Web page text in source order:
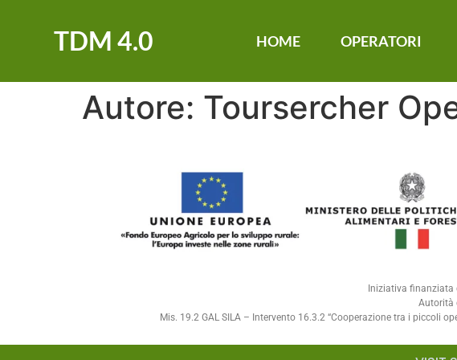
TDM 4.0 HOME OPERATORI
Autore: Toursercher
Iniziativa finanziata
Autorità
Mis. 19.2 GAL SILA – Intervento 16.3.2 “Cooperazione tra i piccoli